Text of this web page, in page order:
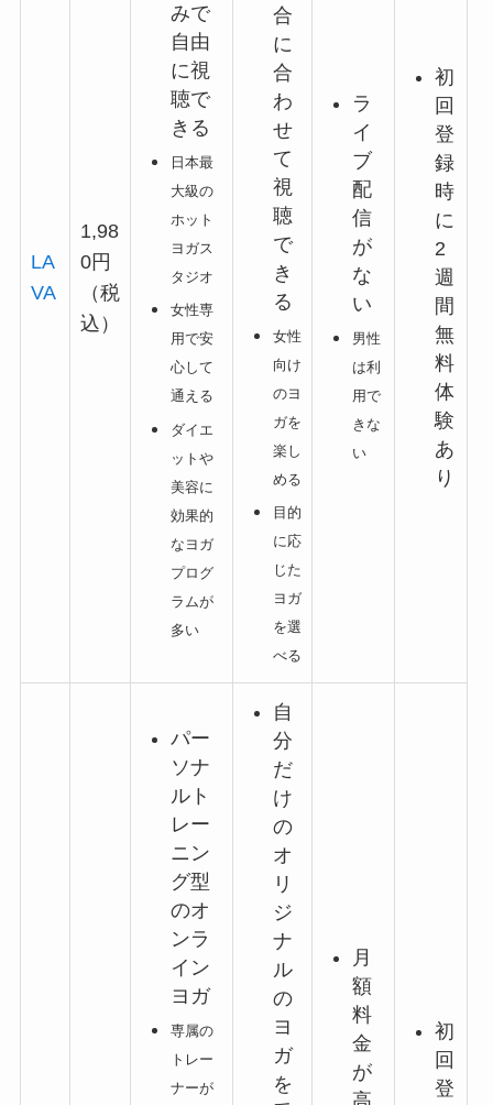
LA
VA
1,98
0円
（税
込）
みで
自由
に視
聴で
きる
日本最
大級の
ホット
ヨガス
タジオ
女性専
用で安
心して
通える
ダイエ
ットや
美容に
効果的
なヨガ
プログ
ラムが
多い
合
に
合
わ
せ
て
視
聴
で
き
る
女性
向け
のヨ
ガを
楽し
める
目的
に応
じた
ヨガ
を選
べる
ラ
イ
ブ
配
信
が
な
い
男性
は利
用で
きな
い
初
回
登
録
時
に
2
週
間
無
料
体
験
あ
り
パー
ソナ
ルト
レー
ニン
グ型
のオ
ンラ
イン
ヨガ
専属の
トレー
ナーが
自
分
だ
け
の
オ
リ
ジ
ナ
ル
の
ヨ
ガ
を
月
額
料
金
が
高
初
回
登